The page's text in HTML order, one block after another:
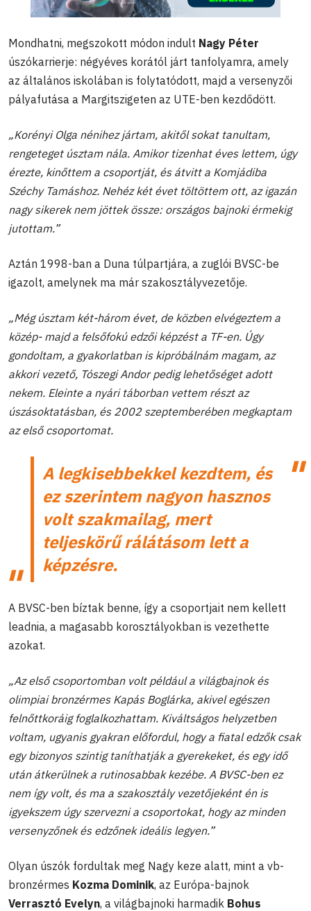
Mondhatni, megszokott módon indult Nagy Péter
úszókarrierje: négyéves korától járt tanfolyamra, amely
az általános iskolában is folytatódott, majd a versenyzői
pályafutása a Margitszigeten az UTE-ben kezdődött.
„Korényi Olga nénihez jártam, akitől sokat tanultam,
rengeteget úsztam nála. Amikor tizenhat éves lettem, úgy
érezte, kinőttem a csoportját, és átvitt a Komjádiba
Széchy Tamáshoz. Nehéz két évet töltöttem ott, az igazán
nagy sikerek nem jöttek össze: országos bajnoki érmekig
jutottam.”
Aztán 1998-ban a Duna túlpartjára, a zuglói BVSC-be
igazolt, amelynek ma már szakosztályvezetője.
„Még úsztam két-három évet, de közben elvégeztem a
közép- majd a felsőfokú edzői képzést a TF-en. Úgy
gondoltam, a gyakorlatban is kipróbálnám magam, az
akkori vezető, Tószegi Andor pedig lehetőséget adott
nekem. Eleinte a nyári táborban vettem részt az
úszásoktatásban, és 2002 szeptemberében megkaptam
az első csoportomat.
A legkisebbekkel kezdtem, és
ez szerintem nagyon hasznos
volt szakmailag, mert
teljeskörű rálátásom lett a
képzésre.
A BVSC-ben bíztak benne, így a csoportjait nem kellett
leadnia, a magasabb korosztályokban is vezethette
azokat.
„Az első csoportomban volt például a világbajnok és
olimpiai bronzérmes Kapás Boglárka, akivel egészen
felnőttkoráig foglalkozhattam. Kiváltságos helyzetben
voltam, ugyanis gyakran előfordul, hogy a fiatal edzők csak
egy bizonyos szintig taníthatják a gyerekeket, és egy idő
után átkerülnek a rutinosabbak kezébe. A BVSC-ben ez
nem így volt, és ma a szakosztály vezetőjeként én is
igyekszem úgy szervezni a csoportokat, hogy az minden
versenyzőnek és edzőnek ideális legyen.”
Olyan úszók fordultak meg Nagy keze alatt, mint a vb-
bronzérmes Kozma Dominik, az Európa-bajnok
Verrasztó Evelyn, a világbajnoki harmadik Bohus